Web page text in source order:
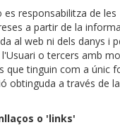
es responsabilitza de les
a partir de la
al web ni dels danys i
o tercers amb
que tinguin com a únic
obtinguda a través de
o 'links'